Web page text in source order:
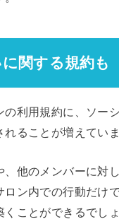
関する規約も
の利用規約に、ソー
ることが増えていま
他のメンバーに対
ン内での行動だけ
ことができるでしょ